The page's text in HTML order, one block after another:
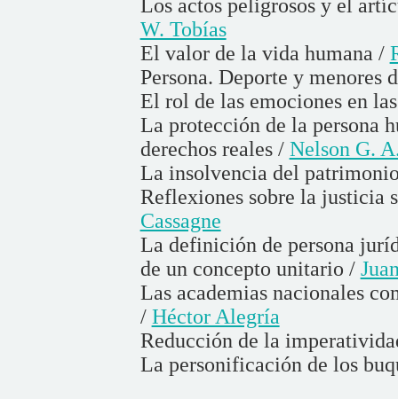
Los actos peligrosos y el
W. Tobías
El valor de la vida humana /
Persona. Deporte y menores
El rol de las emociones en
La protección de la persona
derechos reales / Nelson G.
La insolvencia del
Reflexiones sobre la justicia
Cassagne
La definición de persona
de un concepto unitario /
Las academias nacionales
/ Héctor Alegría
Reducción de la
La personificación de los